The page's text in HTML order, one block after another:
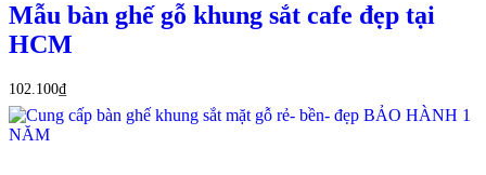
Mẫu bàn ghế gỗ khung sắt cafe đẹp tại
HCM
102.100₫